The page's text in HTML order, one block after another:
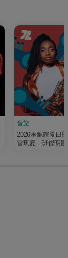
音樂
2026兩廳院夏日
雷琪夏．班傑明爵